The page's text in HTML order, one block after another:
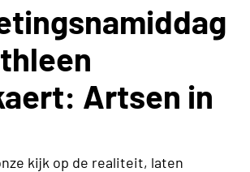
Artsen in
kijk op de realiteit, laten